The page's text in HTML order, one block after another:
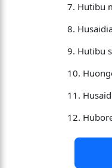
7. Hutibu
8.
9. Hutibu
10.
11.
12.